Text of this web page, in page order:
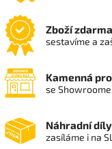
Zboží zdarma
sestavíme a
Kamenná
se
Náhradní díly
zasíláme i na